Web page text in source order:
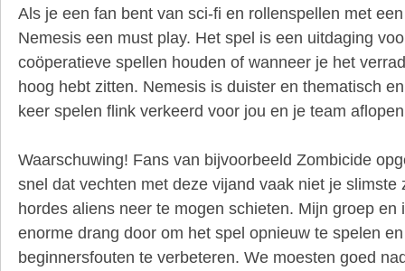
Als je een fan bent van sci-fi en rollenspellen met
Nemesis een must play. Het spel is een uitdaging
coöperatieve spellen houden of wanneer je het
hoog hebt zitten. Nemesis is duister en thematisch
keer spelen flink verkeerd voor jou en je team
Waarschuwing! Fans van bijvoorbeeld Zombicide
snel dat vechten met deze vijand vaak niet je slimste
hordes aliens neer te mogen schieten. Mijn groep en
enorme drang door om het spel opnieuw te spelen
beginnersfouten te verbeteren. We moesten goed